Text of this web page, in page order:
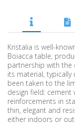
Kristalia is well-
Boiacca table,
partnership with the
its material,
been taken to the
design field:
reinforcements in
thin, elegant and
either indoors or